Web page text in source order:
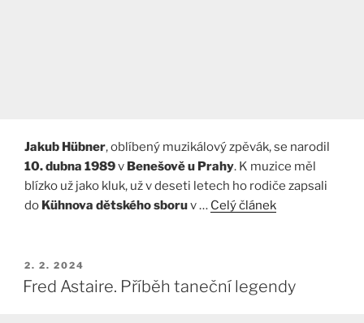
Jakub Hübner, oblíbený muzikálový zpěvák, se narodil
10. dubna 1989v Benešově u Prahy. K muzice měl
blízko už jako kluk, už v deseti letech ho rodiče zapsali
do Kühnova dětského sboruv … Celý článek
PUBLIKOVÁNO
2. 2. 2024
Fred Astaire. Příběh taneční legendy